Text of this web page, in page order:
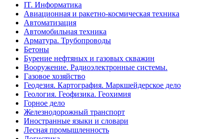
IT. Информатика
Авиационная и ракетно-космическая техника
Автоматизация
Автомобильная техника
Арматура. Трубопроводы
Бетоны
Бурение нефтяных и газовых скважин
Вооружение. Радиоэлектронные системы.
Газовое хозяйство
Геодезия. Картография. Маркшейдерское дело
Геология. Геофизика. Геохимия
Горное дело
Железнодорожный транспорт
Иностранные языки и словари
Лесная промышленность